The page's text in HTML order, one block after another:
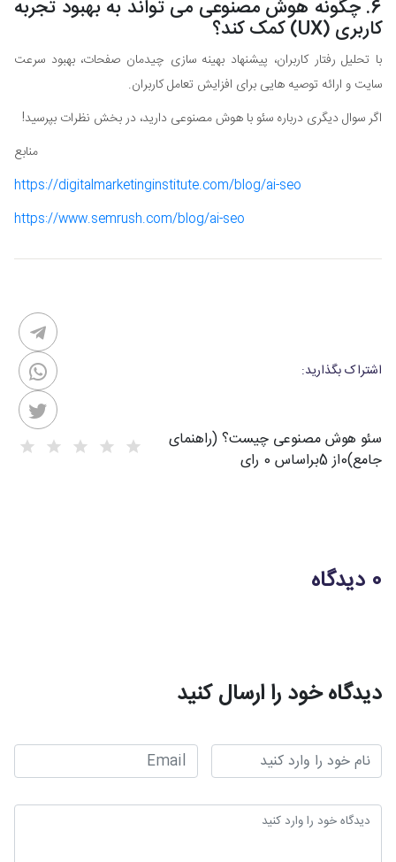
6. چگونه هوش مصنوعی می تواند به بهبود تجربه
کاربری (UX) کمک کند؟
با تحلیل رفتار کاربران، پیشنهاد بهینه سازی چیدمان صفحات، بهبود سرعت
سایت و ارائه توصیه هایی برای افزایش تعامل کاربران.
اگر سوال دیگری درباره سئو با هوش مصنوعی دارید، در بخش نظرات بپرسید!
منابع
https://digitalmarketinginstitute.com/blog/ai-seo
https://www.semrush.com/blog/ai-seo
اشتراک بگذارید:
سئو هوش مصنوعی چیست؟ (راهنمای
جامع)0از5براساس 0 رای
0 دیدگاه
دیدگاه خود را ارسال کنید